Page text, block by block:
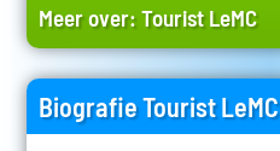
Meer over:Tourist LeMC
Biografie Tourist LeMC